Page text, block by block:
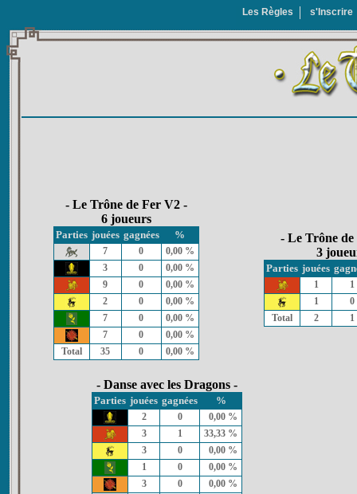
Les Règles s'Inscrire
- Le Trône de Fer V2 -
6 joueurs
Parties jouées gagnées %
7 0
0,00 %
3
0
0,00 %
9
0
0,00 %
2
0
0,00 %
7
0
0,00 %
7
0
0,00 %
Total
35 0 0,00 %
- Le Trône
3
Parties jouées
1
1
1
0
Total
2 1
- Danse avec les Dragons -
Parties jouées gagnées %
2 0
0,00 %
3
1
33,33 %
3
0
0,00 %
1
0
0,00 %
3
0
0,00 %